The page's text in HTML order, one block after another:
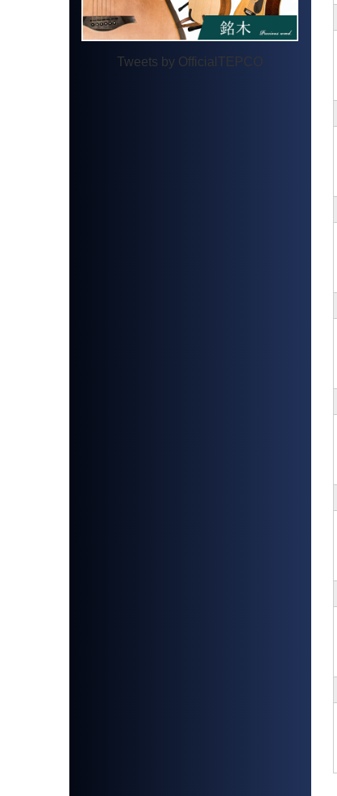
Tweets by OfficialTEPCO